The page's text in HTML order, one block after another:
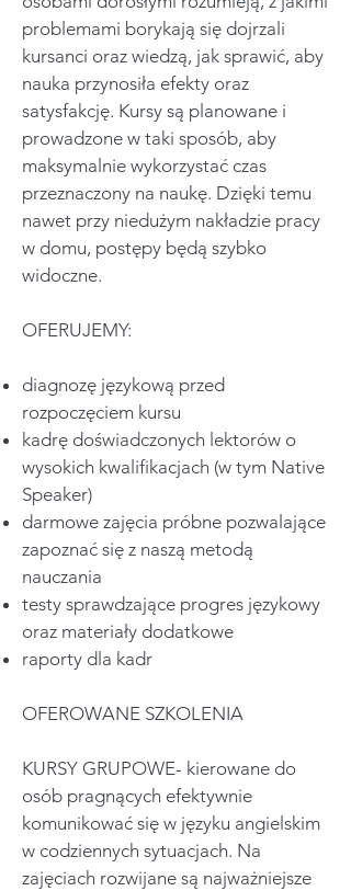
problemami borykają się dojrzali
kursanci oraz wiedzą, jak sprawić, aby
nauka przynosiła efekty oraz
satysfakcję. Kursy są planowane i
prowadzone w taki sposób, aby
maksymalnie wykorzystać czas
przeznaczony na naukę. Dzięki temu
nawet przy niedużym nakładzie pracy
w domu, postępy będą szybko
widoczne.
OFERUJEMY:
diagnozę językową przed
rozpoczęciem kursu
kadrę doświadczonych lektorów o
wysokich kwalifikacjach (w tym Native
Speaker)
darmowe zajęcia próbne pozwalające
zapoznać się z naszą metodą
nauczania
testy sprawdzające progres językowy
oraz materiały dodatkowe
raporty dla kadr
OFEROWANE SZKOLENIA
KURSY GRUPOWE- kierowane do
osób pragnących efektywnie
komunikować się w języku angielskim
w codziennych sytuacjach. Na
zajęciach rozwijane są najważniejsze